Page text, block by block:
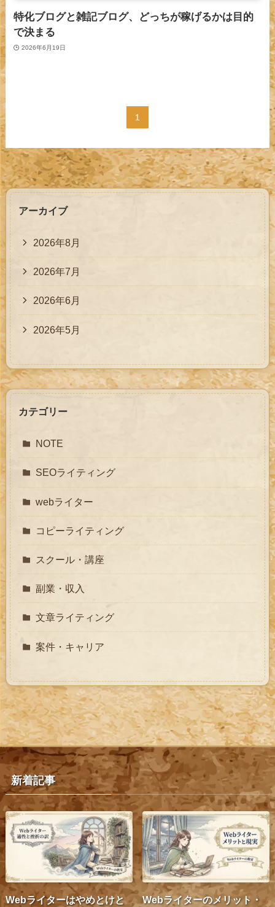
特化ブログと雑記ブログ、どっちが稼げるかは目的
で決まる
2026年6月19日
1
アーカイブ
2026年8月
2026年7月
2026年6月
2026年5月
カテゴリー
NOTE
SEOライティング
webライター
コピーライティング
スクール・講座
副業・収入
文章ライティング
案件・キャリア
新着記事
Webライターはやめとけと
Webライターのメリット・